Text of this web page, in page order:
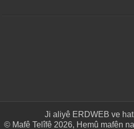
Ji aliyê ERDWEB ve
© Mafê Telîfê 2026, Hemû mafên